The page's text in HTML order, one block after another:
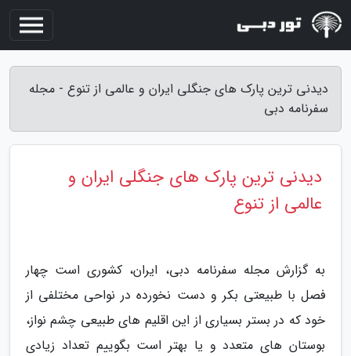
دیدنی ترین پارک های جنگلی ایران و عالمی از تنوع - مجله
سفرنامه دبی
دیدنی ترین پارک های جنگلی ایران و
عالمی از تنوع
به گزارش مجله سفرنامه دبی، ایران، کشوری است چهار
فصل با طبیعتی بکر و دست نخورده در نواحی مختلفی از
خود که در بستر بسیاری از این اقلیم های طبیعی چشم نواز،
بوستان های متعدد و یا بهتر است بگوییم تعداد زیادی